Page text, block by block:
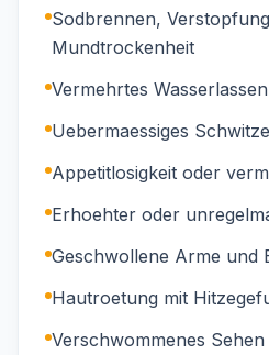
Sodbrennen,
Mundtrockenheit
Vermehrtes
Uebermaessiges
Appetitlosigkeit oder
Erhoehter oder
Geschwollene Arme und
Hautroetung mit
Verschwommenes Sehen